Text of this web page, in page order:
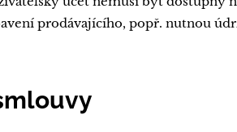
prodávajícího, popř. nutnou